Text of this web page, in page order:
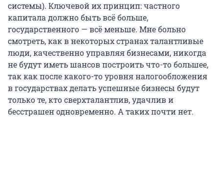
системы). Ключевой их принцип: частного
капитала должно быть всё больше,
государственного — всё меньше. Мне больно
смотреть, как в некоторых странах талантливые
люди, качественно управляя бизнесами, никогда
не будут иметь шансов построить что-то большее,
так как после какого-то уровня налогообложения
в государствах делать успешные бизнесы будут
только те, кто сверхталантлив, удачлив и
бесстрашен одновременно. А таких почти нет.